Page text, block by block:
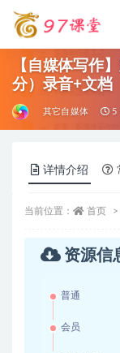
【自媒体写作
分）录音+文档
其它自媒体 5
详情介绍
当前位置： 首页
资源信
普通
会员